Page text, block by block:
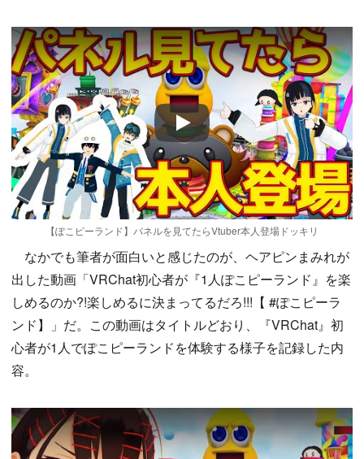
Play
【ぽこピーランド】パネルを見てたらVtuber本人登場ドッキリ
なかでも筆者が面白いと感じたのが、ヘアピンまみれが
出した動画「VRChat初心者が『1人ぽこピーランド』を楽
しめるのか?!楽しめるに決まってるだろ!!!【 #ぽこピーラ
ンド】」だ。この動画はタイトルどおり、『VRChat』初
心者が1人でぽこピーランドを体験する様子を記録した内
容。